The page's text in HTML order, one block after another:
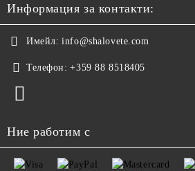
Информация за контакти:
Имейл: info@shalovete.com
Телефон: +359 88 8518405
Ние работим с